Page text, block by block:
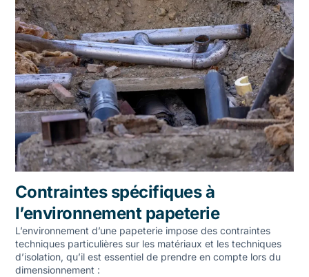
Contraintes spécifiques à
l’environnement papeterie
L’environnement d’une papeterie impose des contraintes
techniques particulières sur les matériaux et les techniques
d’isolation, qu’il est essentiel de prendre en compte lors du
dimensionnement :